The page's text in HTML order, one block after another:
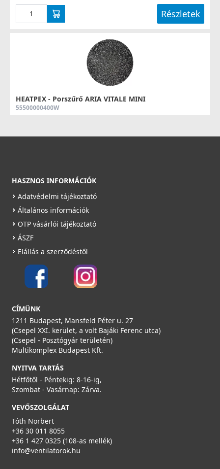
Részletek
HEATPEX - Porszűrő ARIA VITALE MINI
55500000400W
HEATPEX - Porszűrő F7 ARIA VITALE MINI (por, finom
55500000300W
HASZNOS INFORMÁCIÓK
Adatvédelmi tájékoztató
Általános információk
OTP vásárlói tájékoztató
ÁSZF
Elállás a szerződéstől
CÍMÜNK
1211 Budapest, Mansfeld Péter u. 27
(Csepel XXI. kerület, a volt Bajáki Ferenc utca)
(Csepel - Posztógyár területén)
Multikomplex Budapest Kft.
NYITVA TARTÁS
Hétfőtől - Péntekig: 8-16-ig,
Szombat - Vasárnap: Zárva.
VEVŐSZOLGÁLAT
Tóth Norbert
+36 30 011 8055
+36 1 427 0325 (108-as mellék)
info@ventilatorok.hu